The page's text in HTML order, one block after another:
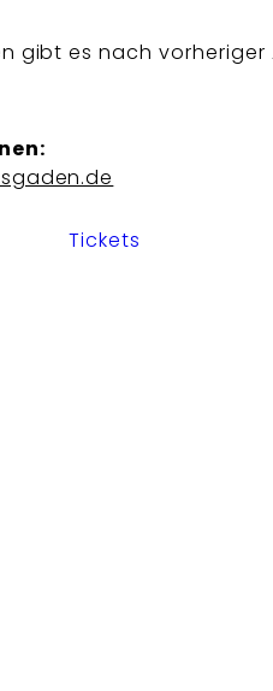
gibt es nach vorheriger
Tickets